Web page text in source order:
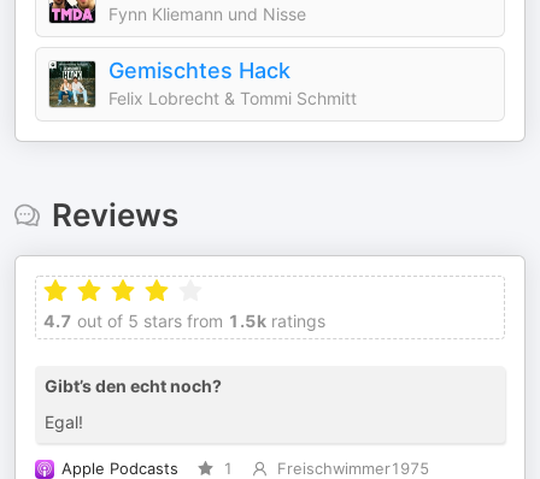
Fynn Kliemann und Nisse
Gemischtes Hack
Felix Lobrecht & Tommi Schmitt
Reviews
4.7 out of 5 stars from 1.5k ratings
Gibt’s den echt noch?
Egal!
Apple Podcasts 1
Freischwimmer1975